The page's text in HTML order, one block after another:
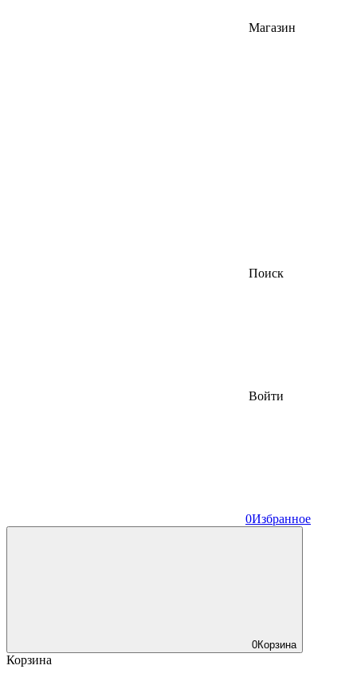
Магазин
Поиск
Войти
0Избранное
0Корзина
Корзина